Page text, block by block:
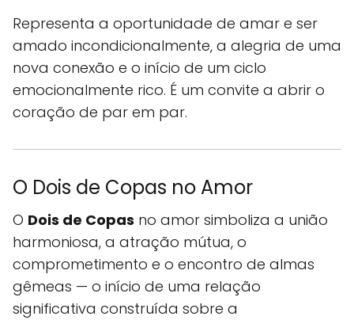
Representa a oportunidade de amar e ser
amado incondicionalmente, a alegria de uma
nova conexão e o início de um ciclo
emocionalmente rico. É um convite a abrir o
coração de par em par.
O Dois de Copas no Amor
O Dois de Copas no amor simboliza a união
harmoniosa, a atração mútua, o
comprometimento e o encontro de almas
gêmeas — o início de uma relação
significativa construída sobre a